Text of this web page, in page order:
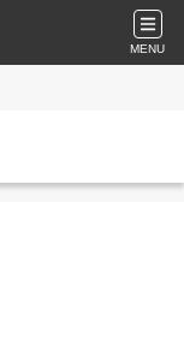
MENU